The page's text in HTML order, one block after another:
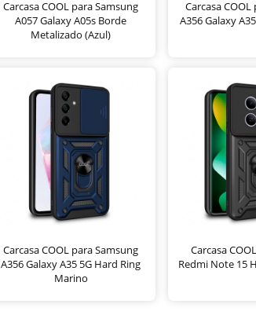
Carcasa COOL para Samsung
A057 Galaxy A05s Borde
Metalizado (Azul)
Carcasa
A356 Galaxy
Carcasa COOL para Samsung
A356 Galaxy A35 5G Hard Ring
Marino
Carcasa
Redmi Note 15